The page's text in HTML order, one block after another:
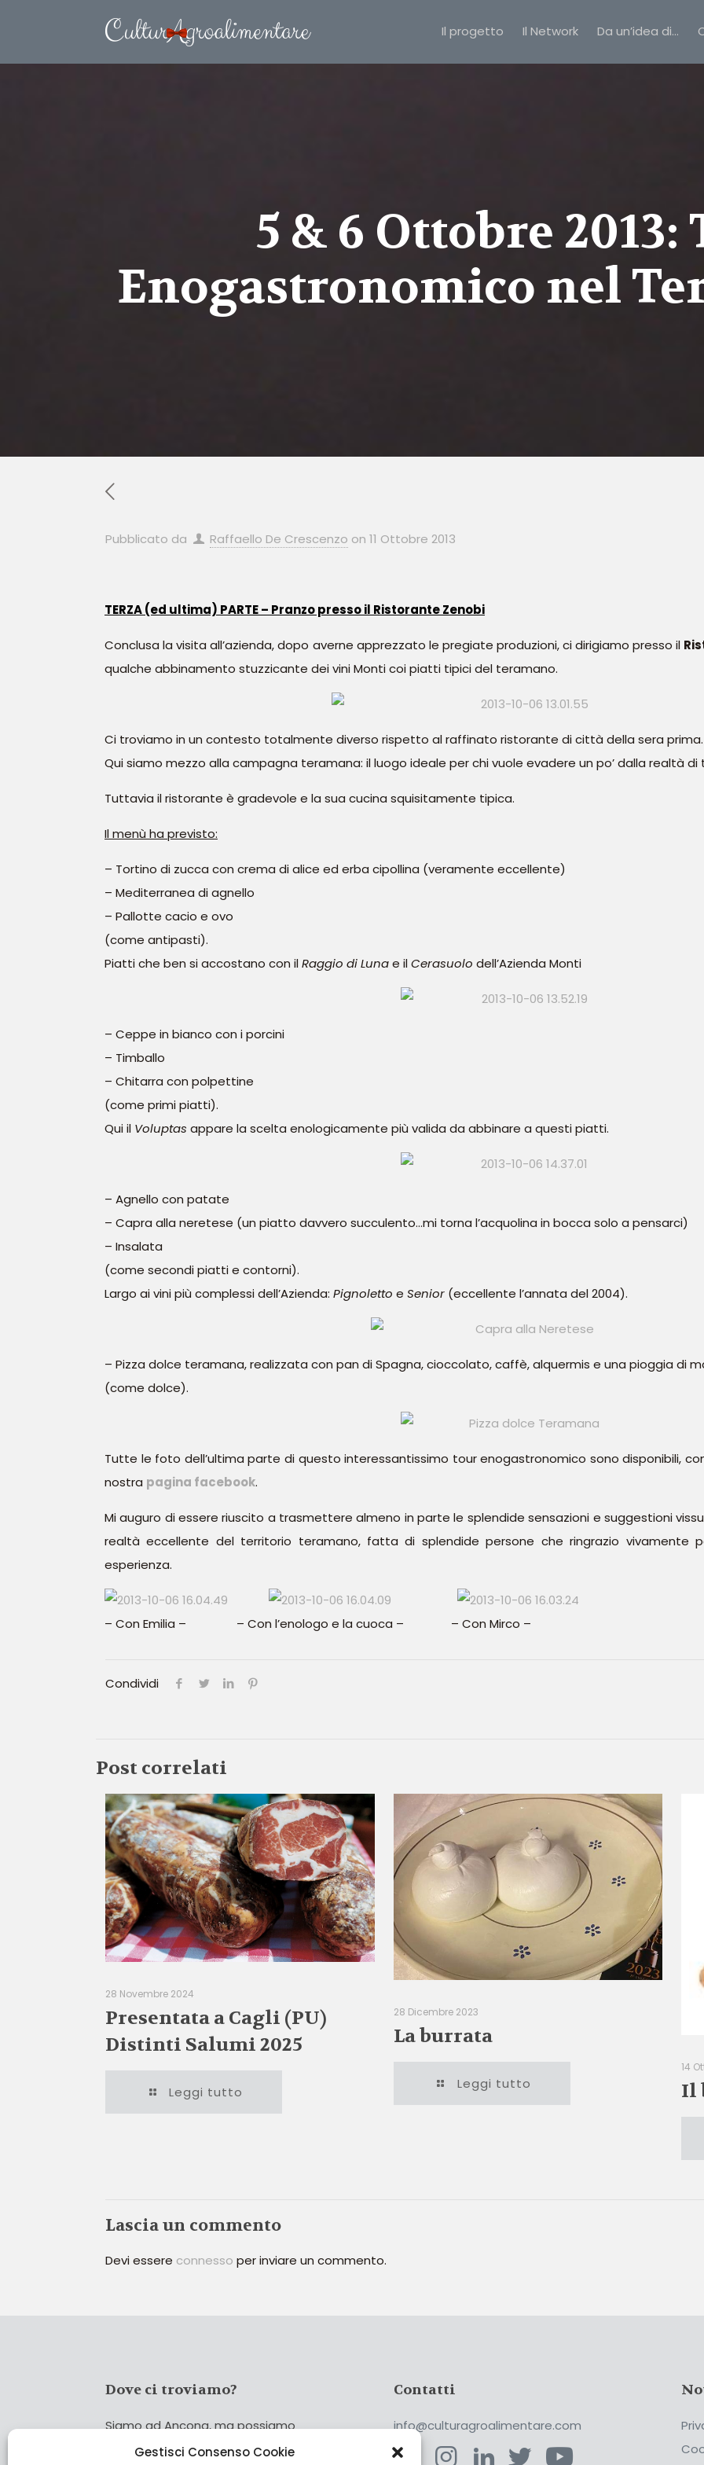
Gestisci Consenso Cookie
Il progetto Il Network Da un’idea di…
5 & 6 Ottobre 2013:
Enogastronomico nel
Pubblicato da Raffaello De Crescenzo on 11 Ottobre 2013
TERZA (ed ultima) PARTE – Pranzo presso il Ristorante Zenobi
Conclusa la visita all’azienda, dopo averne apprezzato le pregiate produzioni, ci dirigiamo presso il
qualche abbinamento stuzzicante dei vini Monti coi piatti tipici del teramano.
Ci troviamo in un contesto totalmente diverso rispetto al raffinato ristorante di città della sera prima.
Qui siamo mezzo alla campagna teramana: il luogo ideale per chi vuole evadere un po’ dalla realtà di
Tuttavia il ristorante è gradevole e la sua cucina squisitamente tipica.
Il menù ha previsto:
– Tortino di zucca con crema di alice ed erba cipollina (veramente eccellente)
– Mediterranea di agnello
– Pallotte cacio e ovo
(come antipasti).
Piatti che ben si accostano con ilRaggio di Lunae ilCerasuolo dell’Azienda Monti
– Ceppe in bianco con i porcini
– Timballo
– Chitarra con polpettine
(come primi piatti).
Qui il Voluptas appare la scelta enologicamente più valida da abbinare a questi piatti.
– Agnello con patate
– Capra alla neretese (un piatto davvero succulento…mi torna l’acquolina in bocca solo a pensarci)
– Insalata
(come secondi piatti e contorni).
Largo ai vini più complessi dell’Azienda: Pignoletto e Senior (eccellente l’annata del 2004).
– Pizza dolce teramana, realizzata con pan di Spagna, cioccolato, caffè, alquermis e una pioggia di
(come dolce).
Tutte le foto dell’ultima parte di questo interessantissimo tour enogastronomico sono disponibili,
nostra pagina facebook.
Mi auguro di essere riuscito a trasmettere almeno in parte le splendide sensazioni e suggestioni
realtà eccellente del territorio teramano, fatta di splendide persone che ringrazio vivamente
esperienza.
– Con Emilia – – Con l’enologo e la cuoca – – Con Mirco –
Condividi
Post correlati
28 Novembre 2024
Presentata a Cagli (PU)
Distinti Salumi 2025
Leggi tutto
28 Dicembre 2023
La burrata
Leggi tutto
14
Il
Lascia un commento
Devi essere connesso per inviare un commento.
Dove ci troviamo?
Siamo ad Ancona, ma possiamo
coprire tutta Italia!
Contatti
info@culturagroalimentare.com